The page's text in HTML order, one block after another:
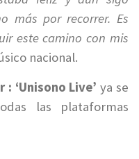
más por recorrer. Es
este camino con mis
nacional.
: ‘Unisono Live’ ya se
las plataformas